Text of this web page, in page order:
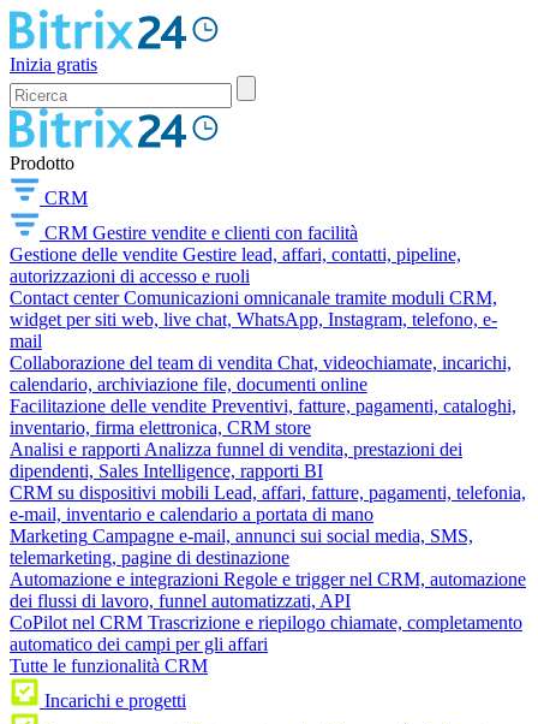
Inizia gratis
Prodotto
CRM
CRM Gestire vendite e clienti con facilità
Gestione delle vendite Gestire lead, affari, contatti, pipeline,
autorizzazioni di accesso e ruoli
Contact center Comunicazioni omnicanale tramite moduli CRM,
widget per siti web, live chat, WhatsApp, Instagram, telefono, e-
mail
Collaborazione del team di vendita Chat, videochiamate, incarichi,
calendario, archiviazione file, documenti online
Facilitazione delle vendite Preventivi, fatture, pagamenti, cataloghi,
inventario, firma elettronica, CRM store
Analisi e rapporti Analizza funnel di vendita, prestazioni dei
dipendenti, Sales Intelligence, rapporti BI
CRM su dispositivi mobili Lead, affari, fatture, pagamenti, telefonia,
e-mail, inventario e calendario a portata di mano
Marketing Campagne e-mail, annunci sui social media, SMS,
telemarketing, pagine di destinazione
Automazione e integrazioni Regole e trigger nel CRM, automazione
dei flussi di lavoro, funnel automatizzati, API
CoPilot nel CRM Trascrizione e riepilogo chiamate, completamento
automatico dei campi per gli affari
Tutte le funzionalità CRM
Incarichi e progetti